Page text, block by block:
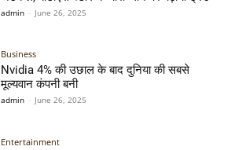
admin - June 26, 2025
Business
Nvidia 4% की उछाल के बाद दुनिया की सबसे
मूल्यवान कंपनी बनी
admin - June 26, 2025
Entertainment